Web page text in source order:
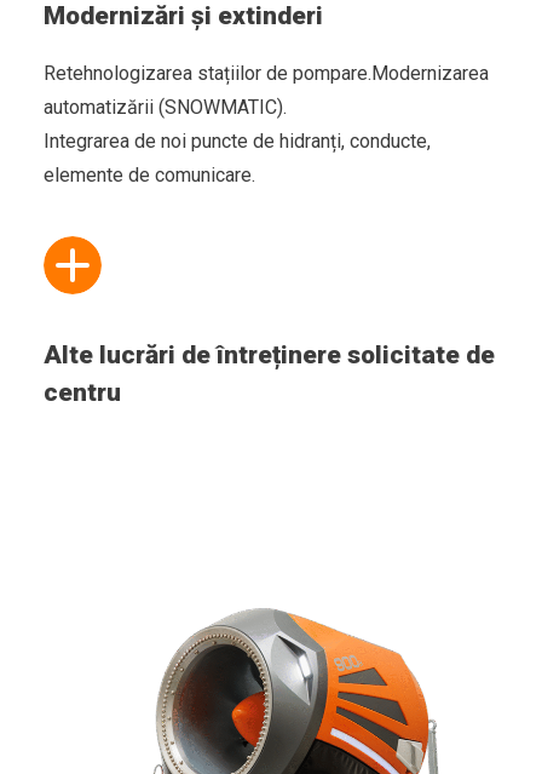
Modernizări și extinderi
Retehnologizarea stațiilor de pompare.Modernizarea
automatizării (SNOWMATIC).
Integrarea de noi puncte de hidranți, conducte,
elemente de comunicare.
Alte lucrări de întreținere solicitate de
centru